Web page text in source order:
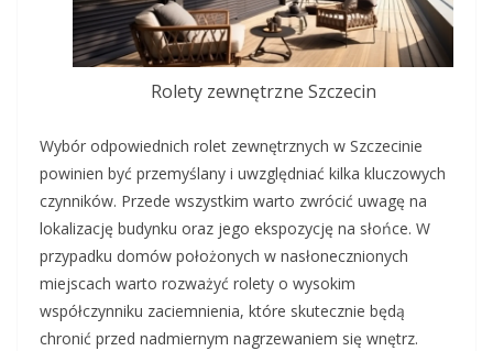
Rolety zewnętrzne Szczecin
Wybór odpowiednich rolet zewnętrznych w Szczecinie
powinien być przemyślany i uwzględniać kilka kluczowych
czynników. Przede wszystkim warto zwrócić uwagę na
lokalizację budynku oraz jego ekspozycję na słońce. W
przypadku domów położonych w nasłonecznionych
miejscach warto rozważyć rolety o wysokim
współczynniku zaciemnienia, które skutecznie będą
chronić przed nadmiernym nagrzewaniem się wnętrz.